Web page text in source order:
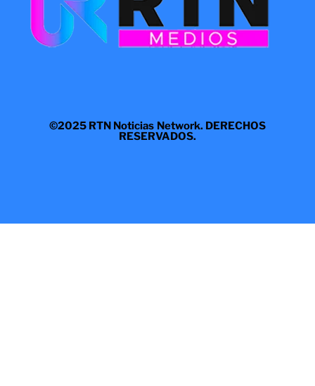
©2025 RTN Noticias Network. DERECHOS
RESERVADOS.